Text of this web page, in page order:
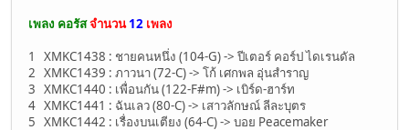
เพลง คอรัสจำนวน12 เพลง
1 XMKC1438 : ชายคนหนึ่ง (104-G) -> ปีเตอร์ คอร์ป ไดเรนดัล
2 XMKC1439 : ภาวนา (72-C) -> โก้ เศกพล อุ่นสำราญ
3 XMKC1440 : เพื่อนกัน (122-F#m) -> เบิร์ด-ฮาร์ท
4 XMKC1441 : ฉันเลว (80-C) -> เสาวลักษณ์ ลีละบุตร
5 XMKC1442 : เรื่องบนเตียง (64-C) -> บอย Peacemaker